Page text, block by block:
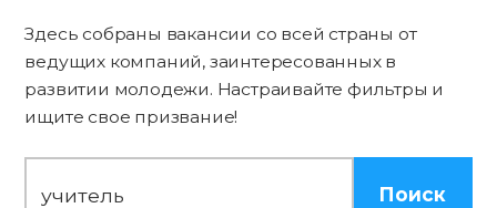
Здесь собраны вакансии со всей страны от
ведущих компаний, заинтересованных в
развитии молодежи. Настраивайте фильтры и
ищите свое призвание!
Поиск